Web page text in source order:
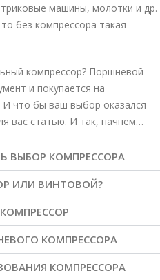
машины, молотки и др.
без компрессора такая
компрессор? Поршневой
и покупается на
И что бы ваш выбор оказался
вас статью. И так, начнем…
ВЫБОР КОМПРЕССОРА
ИЛИ ВИНТОВОЙ?
КОМПРЕССОРА
КОМПРЕССОРА